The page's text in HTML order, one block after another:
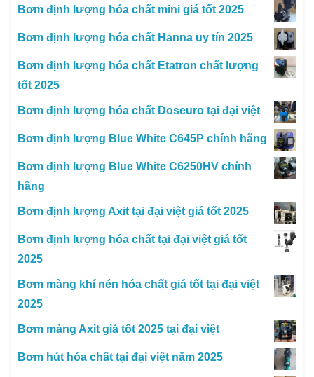
Bơm định lượng hóa chất mini giá tốt 2025
Bơm định lượng hóa chất Hanna uy tín 2025
Bơm định lượng hóa chất Etatron chất lượng
tốt 2025
Bơm định lượng hóa chất Doseuro tại đại việt
Bơm định lượng Blue White C645P chính hãng
Bơm định lượng Blue White C6250HV chính
hãng
Bơm định lượng Axit tại đại việt giá tốt 2025
Bơm định lượng hóa chất tại đại việt giá tốt
2025
Bơm màng khí nén hóa chất giá tốt tại đại việt
2025
Bơm màng Axit giá tốt 2025 tại đại việt
Bơm hút hóa chất tại đại việt năm 2025